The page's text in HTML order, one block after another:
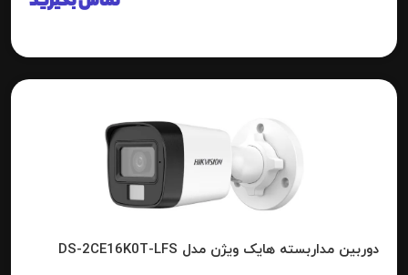
دوربین مداربسته هایک ویژن مدل DS-2CE16K0T-LFS